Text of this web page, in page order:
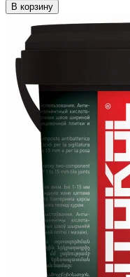
В корзину